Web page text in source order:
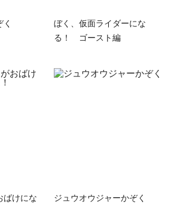
ぼく、仮面ライダーにな
る！ ゴースト編
けにな
ジュウオウジャーかぞく